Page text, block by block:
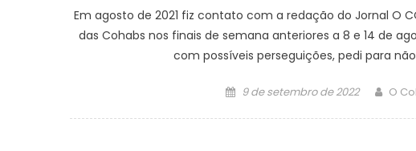
Em agosto de 2021 fiz contato com a redação do Jornal O
das Cohabs nos finais de semana anteriores a 8 e 14 de
com possíveis perseguições, pedi para
Posted
9 de setembro de 2022 O